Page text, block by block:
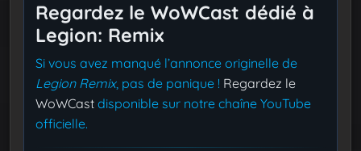
Regardez le WoWCast dédié à
Legion: Remix
Si vous avez manqué l’annonce originelle de
Legion Remix, pas de panique ! Regardez le
WoWCast disponible sur notre chaîne YouTube
officielle.